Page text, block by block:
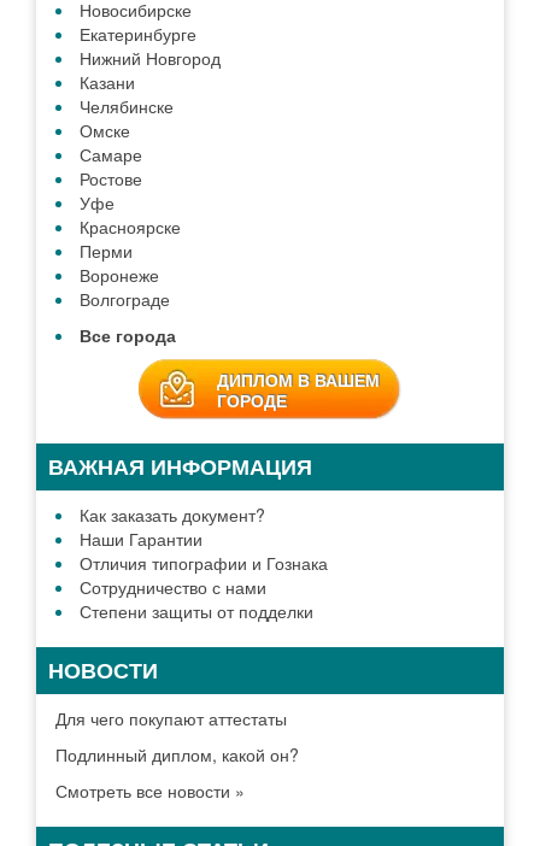
ЗАДАТЬ ВОПРОС
ДИПЛОМ В ГОРОДЕ
Москве
Санкт-Петербург
Новосибирске
Екатеринбурге
Нижний Новгород
Казани